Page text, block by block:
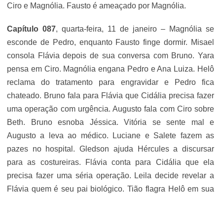
Ciro e Magnólia. Fausto é ameaçado por Magnólia.
Capítulo 087, quarta-feira, 11 de janeiro – Magnólia se
esconde de Pedro, enquanto Fausto finge dormir. Misael
consola Flávia depois de sua conversa com Bruno. Yara
pensa em Ciro. Magnólia engana Pedro e Ana Luiza. Helô
reclama do tratamento para engravidar e Pedro fica
chateado. Bruno fala para Flávia que Cidália precisa fazer
uma operação com urgência. Augusto fala com Ciro sobre
Beth. Bruno esnoba Jéssica. Vitória se sente mal e
Augusto a leva ao médico. Luciane e Salete fazem as
pazes no hospital. Gledson ajuda Hércules a discursar
para as costureiras. Flávia conta para Cidália que ela
precisa fazer uma séria operação. Leila decide revelar a
Flávia quem é seu pai biológico. Tião flagra Helô em sua